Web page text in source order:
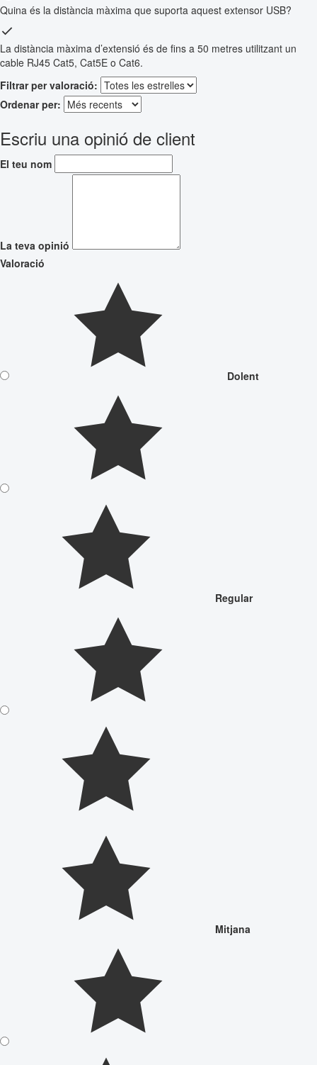
Quina és la distància màxima que suporta aquest extensor USB?
La distància màxima d’extensió és de fins a 50 metres utilitzant un
cable RJ45 Cat5, Cat5E o Cat6.
Filtrar per valoració:
Ordenar per:
Escriu una opinió de client
El teu nom
La teva opinió
Valoració
Dolent
Regular
Mitjana